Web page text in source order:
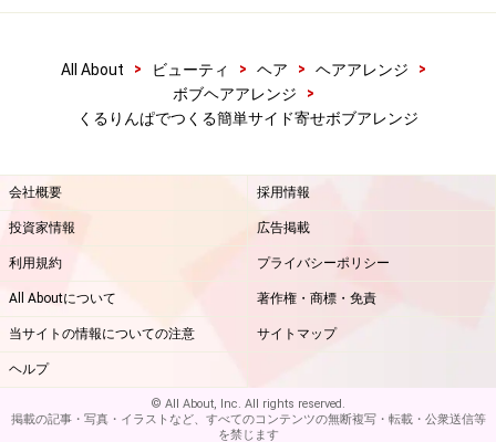
All About > ビューティ > ヘア > ヘアアレンジ
>
ボブヘアアレンジ
>
くるりんぱでつくる簡単サイド寄せボブアレンジ
会社概要 採用情報
投資家情報 広告掲載
利用規約 プライバシーポリシー
All Aboutについて 著作権・商標・免責
当サイトの情報についての注意 サイトマップ
ヘルプ
© All About, Inc. All rights reserved.
掲載の記事・写真・イラストなど、すべてのコンテンツの無断複写・転載・公衆送信等
を禁じます